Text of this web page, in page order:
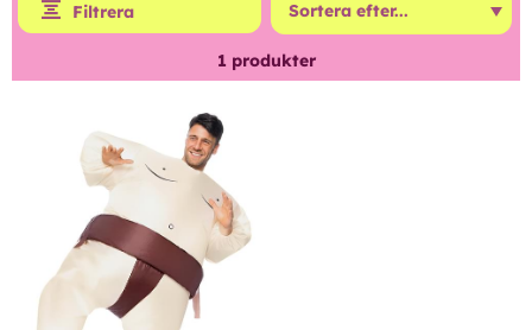
Filtrera
1 produkter